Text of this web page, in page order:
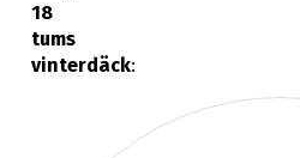
18
tums
vinterdäck: